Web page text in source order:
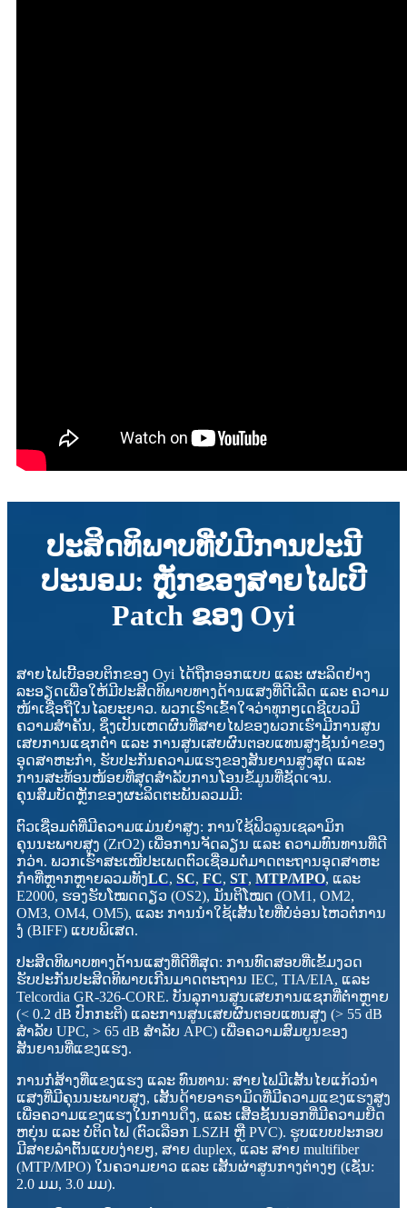
ປະສິດທິພາບທີ່ບໍ່ມີການປະນີ
ປະນອມ: ຫຼັກຂອງສາຍໄຟເບີ
Patch ຂອງ Oyi
ສາຍໄຟເບີ້ອອບຕິກຂອງ Oyi ໄດ້ຖືກອອກແບບ ແລະ ຜະລິດຢ່າງ
ລະອຽດເພື່ອໃຫ້ມີປະສິດທິພາບທາງດ້ານແສງທີ່ດີເລີດ ແລະ ຄວາມ
ໜ້າເຊື່ອຖືໃນໄລຍະຍາວ. ພວກເຮົາເຂົ້າໃຈວ່າທຸກໆເດຊີເບວມີ
ຄວາມສຳຄັນ, ຊຶ່ງເປັນເຫດຜົນທີ່ສາຍໄຟຂອງພວກເຮົາມີການສູນ
ເສຍການແຊກຕໍ່າ ແລະ ການສູນເສຍຜົນຕອບແທນສູງຊັ້ນນຳຂອງ
ອຸດສາຫະກຳ, ຮັບປະກັນຄວາມແຮງຂອງສັນຍານສູງສຸດ ແລະ
ການສະທ້ອນໜ້ອຍທີ່ສຸດສຳລັບການໂອນຂໍ້ມູນທີ່ຊັດເຈນ.
ຄຸນສົມບັດຫຼັກຂອງຜະລິດຕະພັນລວມມີ:
ຕົວເຊື່ອມຕໍ່ທີ່ມີຄວາມແມ່ນຍໍາສູງ: ການໃຊ້ຟິວລູນເຊລາມິກ
ຄຸນນະພາບສູງ (ZrO2) ເພື່ອການຈັດລຽນ ແລະ ຄວາມທົນທານທີ່ດີ
ກວ່າ. ພວກເຮົາສະເໜີປະເພດຕົວເຊື່ອມຕໍ່ມາດຕະຖານອຸດສາຫະ
ກໍາທີ່ຫຼາກຫຼາຍລວມທັງLC, SC, FC, ST, MTP/MPO, ແລະ
E2000, ຮອງຮັບໂໝດດຽວ (OS2), ມັນຕິໂໝດ (OM1, OM2,
OM3, OM4, OM5), ແລະ ການນຳໃຊ້ເສັ້ນໄຍທີ່ບໍ່ອ່ອນໄຫວຕໍ່ການ
ງໍ (BIFF) ແບບພິເສດ.
ປະສິດທິພາບທາງດ້ານແສງທີ່ດີທີ່ສຸດ: ການທົດສອບທີ່ເຂັ້ມງວດ
ຮັບປະກັນປະສິດທິພາບເກີນມາດຕະຖານ IEC, TIA/EIA, ແລະ
Telcordia GR-326-CORE. ບັນລຸການສູນເສຍການແຊກທີ່ຕໍ່າຫຼາຍ
(< 0.2 dB ປົກກະຕິ) ແລະການສູນເສຍຜົນຕອບແທນສູງ (> 55 dB
ສຳລັບ UPC, > 65 dB ສຳລັບ APC) ເພື່ອຄວາມສົມບູນຂອງ
ສັນຍານທີ່ແຂງແຮງ.
ການກໍ່ສ້າງທີ່ແຂງແຮງ ແລະ ທົນທານ: ສາຍໄຟມີເສັ້ນໄຍແກ້ວນຳ
ແສງທີ່ມີຄຸນນະພາບສູງ, ເສັ້ນດ້າຍອາຣາມິດທີ່ມີຄວາມແຂງແຮງສູງ
ເພື່ອຄວາມແຂງແຮງໃນການດຶງ, ແລະ ເສື້ອຊັ້ນນອກທີ່ມີຄວາມຍືດ
ຫຍຸ່ນ ແລະ ບໍ່ຕິດໄຟ (ຕົວເລືອກ LSZH ຫຼື PVC). ຮູບແບບປະກອບ
ມີສາຍລຳຕົ້ນແບບງ່າຍໆ, ສາຍ duplex, ແລະ ສາຍ multifiber
(MTP/MPO) ໃນຄວາມຍາວ ແລະ ເສັ້ນຜ່າສູນກາງຕ່າງໆ (ເຊັ່ນ:
2.0 ມມ, 3.0 ມມ).